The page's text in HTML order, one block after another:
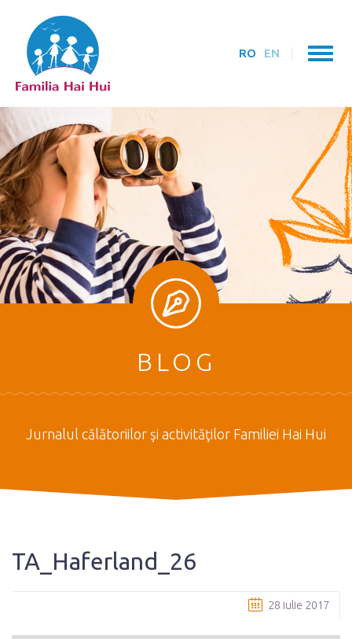
RO EN
BLOG
Jurnalul călătoriilor şi activităţilor Familiei Hai Hui
TA_Haferland_26
28 iulie 2017